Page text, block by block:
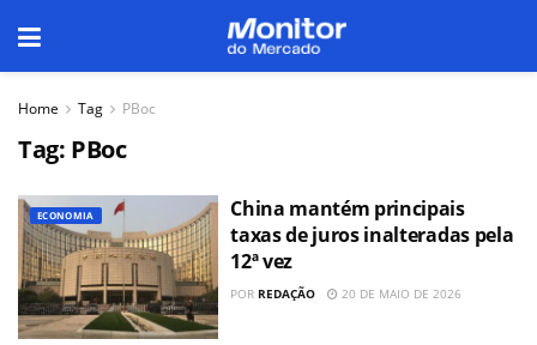
Home Tag PBoc
Tag: PBoc
ECONOMIA
China mantém principais
taxas de juros inalteradas pela
12ª vez
POR REDAÇÃO 20 DE MAIO DE 2026